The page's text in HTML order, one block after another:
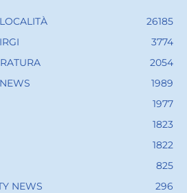
26185
3774
2054
1989
1977
1823
1822
825
NEWS
296